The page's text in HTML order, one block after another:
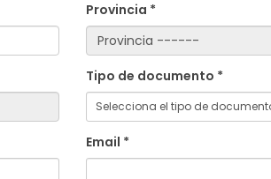
Provincia *
Tipo de documento *
Email *